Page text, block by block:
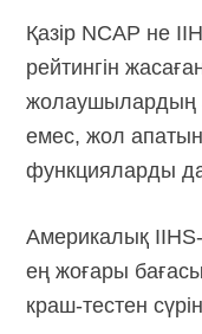
Қазір NCAP не
рейтингін
жолаушылардың
емес, жол
функцияларды
Америкалық
ең жоғары
краш-тестен